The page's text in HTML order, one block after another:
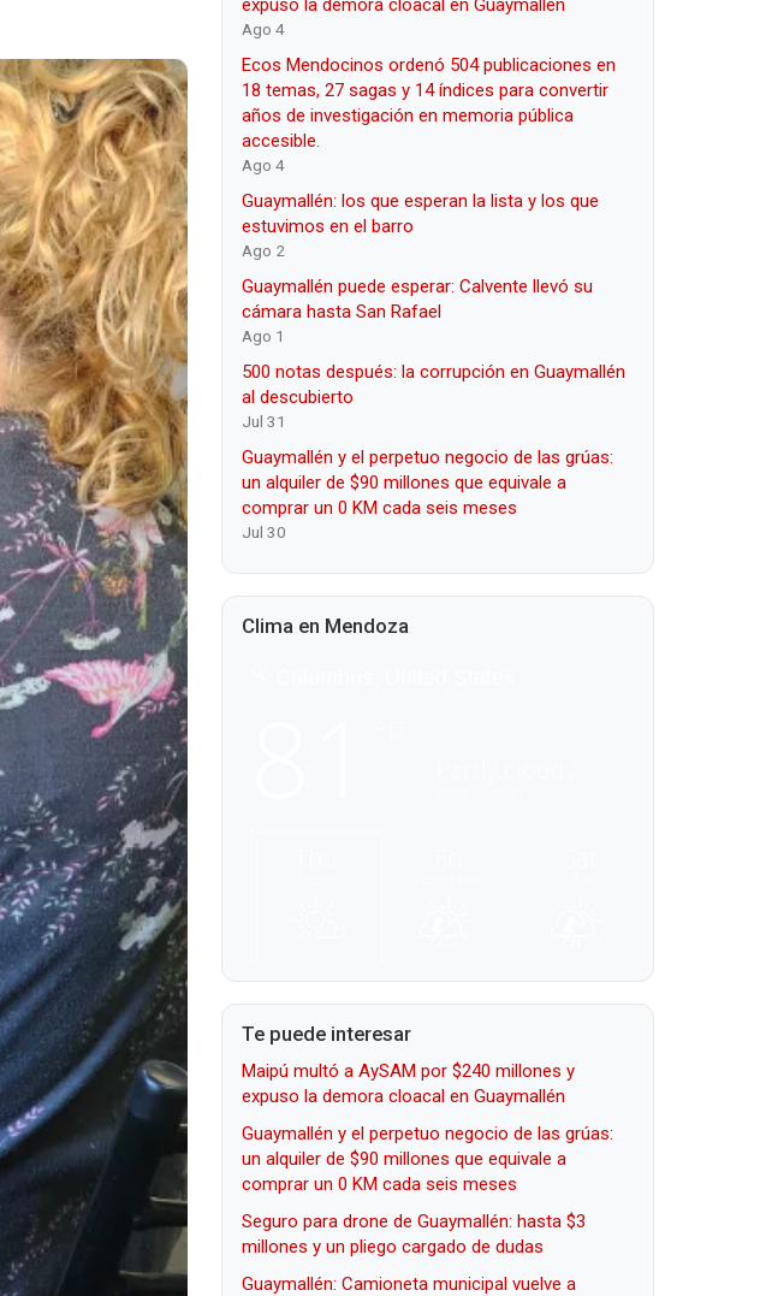
expuso la demora cloacal en Guaymallén
Ago 4
Ecos Mendocinos ordenó 504 publicaciones en
18 temas, 27 sagas y 14 índices para convertir
años de investigación en memoria pública
accesible.
Ago 4
Guaymallén: los que esperan la lista y los que
estuvimos en el barro
Ago 2
Guaymallén puede esperar: Calvente llevó su
cámara hasta San Rafael
Ago 1
500 notas después: la corrupción en Guaymallén
al descubierto
Jul 31
Guaymallén y el perpetuo negocio de las grúas:
un alquiler de $90 millones que equivale a
comprar un 0 KM cada seis meses
Jul 30
Clima en Mendoza
Te puede interesar
Maipú multó a AySAM por $240 millones y
expuso la demora cloacal en Guaymallén
Guaymallén y el perpetuo negocio de las grúas:
un alquiler de $90 millones que equivale a
comprar un 0 KM cada seis meses
Seguro para drone de Guaymallén: hasta $3
millones y un pliego cargado de dudas
Guaymallén: Camioneta municipal vuelve a